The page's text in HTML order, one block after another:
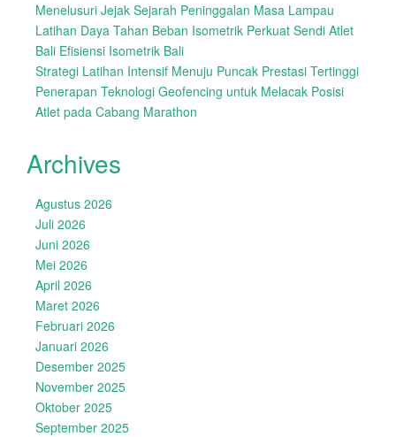
Menelusuri Jejak Sejarah Peninggalan Masa Lampau
Latihan Daya Tahan Beban Isometrik Perkuat Sendi Atlet
Bali Efisiensi Isometrik Bali
Strategi Latihan Intensif Menuju Puncak Prestasi Tertinggi
Penerapan Teknologi Geofencing untuk Melacak Posisi
Atlet pada Cabang Marathon
Archives
Agustus 2026
Juli 2026
Juni 2026
Mei 2026
April 2026
Maret 2026
Februari 2026
Januari 2026
Desember 2025
November 2025
Oktober 2025
September 2025